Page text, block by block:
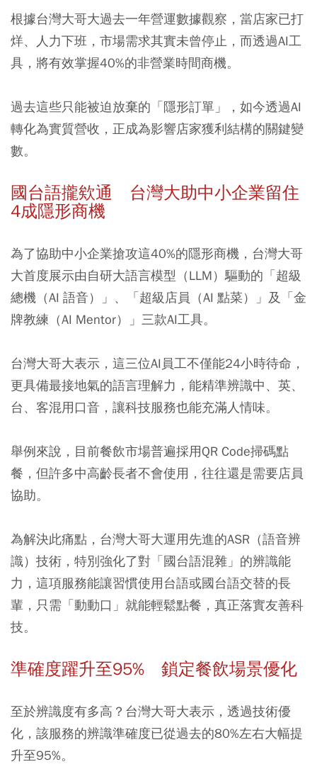
根據台灣大哥大過去一年營運數據觀察，當店家已打
烊、人力下班，市場需求其實未曾停止，而透過AI工
具，將有效掌握40%的非營業時間商機。
過去這些只能被迫放棄的「隱形訂單」，如今透過AI
轉化為實質營收，正成為影響店家獲利結構的關鍵變
數。
國台語攏欸通 台灣大助中小企業留住
4成隱形商機
為了協助中小企業搶攻這40%的隱形商機，台灣大哥
大首度展示由自研大語言模型（LLM）驅動的「超級
總機（AI 語音）」、「超級店員（AI 點菜）」及「金
牌教練（AI Mentor）」三款AI工具。
台灣大哥大表示，這三位AI員工不僅能24小時待命，
更具備最接地氣的語言理解力，能精準辨識中、英、
台、客混用口音，讓科技服務也能充滿人情味。
舉例來說，目前餐飲市場普遍採用QR Code掃碼點
餐，但許多中高齡長者不會使用，往往還是需要店員
協助。
為解決此痛點，台灣大哥大運用先進的ASR（語音辨
識）技術，特別強化了對「國台語混雜」的辨識能
力，這項服務能讓習慣使用台語或國台語交替的長
輩，只需「動動口」就能輕鬆點餐，真正落實友善科
技。
準確度躍升至95% 鎖定餐飲場景優化
至於辨識度有多高？台灣大哥大表示，透過技術優
化，該服務的辨識準確度已從過去的80%左右大幅提
升至95%。